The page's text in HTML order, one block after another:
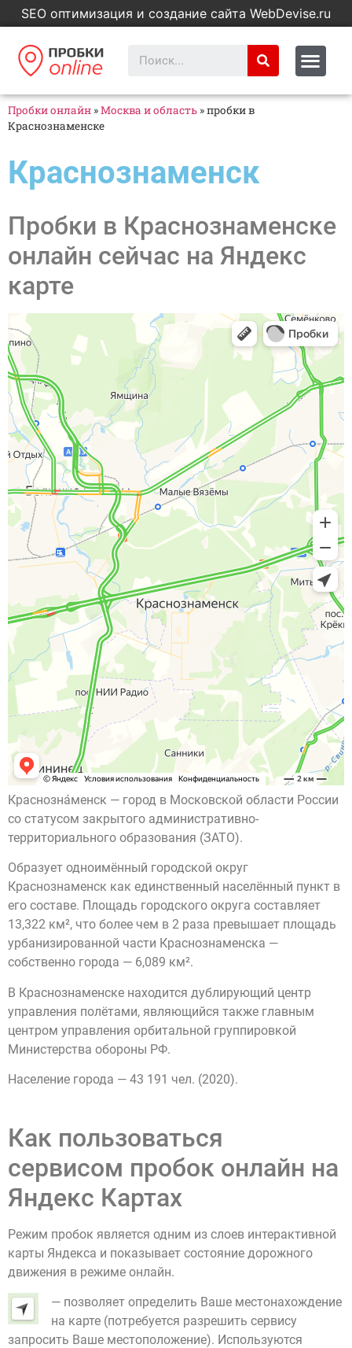
SEO оптимизация и создание сайта WebDevise.ru
Пробки онлайн »Москва и область »пробки в
Краснознаменске
Краснознаменск
Пробки в Краснознаменске
онлайн сейчас на Яндекс
карте
Краснозна́менск — город в Московской области России
со статусом закрытого административно-
территориального образования (ЗАТО).
Образует одноимённый городской округ
Краснознаменск как единственный населённый пункт в
его составе. Площадь городского округа составляет
13,322 км², что более чем в 2 раза превышает площадь
урбанизированной части Краснознаменска —
собственно города — 6,089 км².
В Краснознаменске находится дублирующий центр
управления полётами, являющийся также главным
центром управления орбитальной группировкой
Министерства обороны РФ.
Население города — 43 191 чел. (2020).
Как пользоваться
сервисом пробок онлайн на
Яндекс Картах
Режим пробок является одним из слоев интерактивной
карты Яндекса и показывает состояние дорожного
движения в режиме онлайн.
— позволяет определить Ваше местонахождение
на карте (потребуется разрешить сервису
запросить Ваше местоположение). Используются